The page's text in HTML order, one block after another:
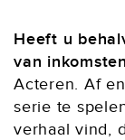
Heeft u
van
Acteren. Af
serie te
verhaal vind,